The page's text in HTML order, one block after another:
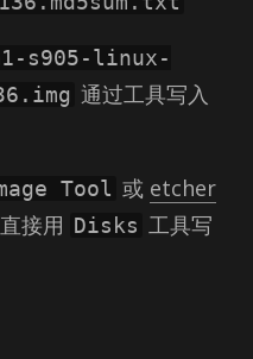
s905-linux-
通过工具写入
Tool 或 etcher
接用 Disks 工具写